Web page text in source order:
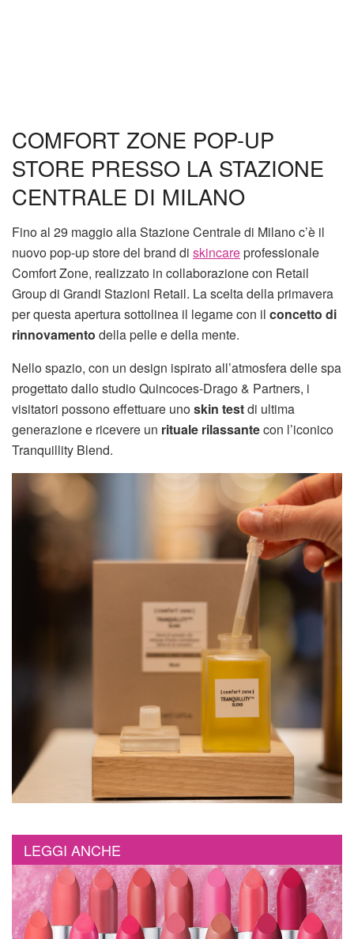
COMFORT ZONE POP-UP
STORE PRESSO LA STAZIONE
CENTRALE DI MILANO
Fino al 29 maggio alla Stazione Centrale di Milano c’è il
nuovo pop-up store del brand di skincareprofessionale
Comfort Zone, realizzato in collaborazione con Retail
Group di Grandi Stazioni Retail. La scelta della primavera
per questa apertura sottolinea il legame con il concetto di
rinnovamento della pelle e della mente.
Nello spazio, con un design ispirato all’atmosfera delle spa
progettato dallo studio Quincoces-Drago & Partners, i
visitatori possono effettuare unoskin testdi ultima
generazione e ricevere un rituale rilassantecon l’iconico
Tranquillity Blend.
LEGGI ANCHE